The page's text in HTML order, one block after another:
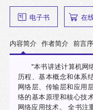
电子书 在
内容简介 作者简介 前言
"本书讲述计算机网
历程、基本概念和体系
网络层、传输层和应用
络的基本原理和核心技
网络应用技术。 全书注